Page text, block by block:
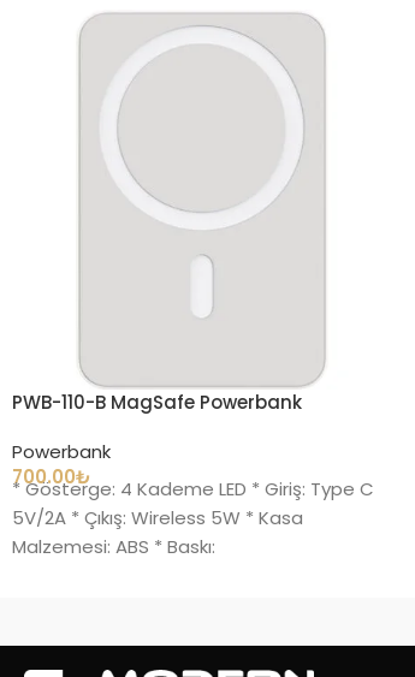
PWB-110-B MagSafe Powerbank
Powerbank
700.00₺
* Gösterge: 4 Kademe LED * Giriş: Type C
5V/2A * Çıkış: Wireless 5W * Kasa
Malzemesi: ABS * Baskı: